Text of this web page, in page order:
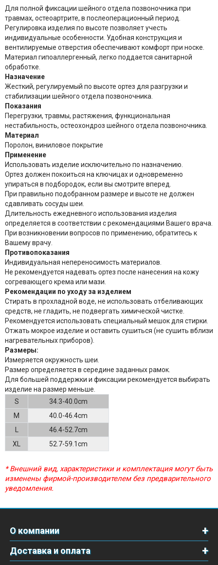
Для полной фиксации шейного отдела позвоночника при
травмах, остеоартрите, в послеоперационный период.
Регулировка изделия по высоте позволяет учесть
индивидуальные особенности. Удобная конструкция и
вентилируемые отверстия обеспечивают комфорт при носке.
Материал гипоаллергенный, легко поддается санитарной
обработке.
Назначение
Жесткий, регулируемый по высоте ортез для разгрузки и
стабилизации шейного отдела позвоночника.
Показания
Перегрузки, травмы, растяжения, функциональная
нестабильность, остеохондроз шейного отдела позвоночника.
Материал
Поролон, виниловое покрытие
Применение
Использовать изделие исключительно по назначению.
Ортез должен покоиться на ключицах и одновременно
упираться в подбородок, если вы смотрите вперед.
При правильно подобранном размере и высоте не должен
сдавливать сосуды шеи.
Длительность ежедневного использования изделия
определяется в соответствии с рекомендациями Вашего врача.
При возникновении вопросов по применению, обратитесь к
Вашему врачу.
Противопоказания
Индивидуальная непереносимость материалов.
Не рекомендуется надевать ортез после нанесения на кожу
согревающего крема или мази.
Рекомендации по уходу за изделием
Стирать в прохладной воде, не использовать отбеливающих
средств, не гладить, не подвергать химической чистке.
Рекомендуется использовать специальный мешок для стирки.
Отжать мокрое изделие и оставить сушиться (не сушить вблизи
нагревательных приборов).
Размеры:
Измеряется окружность шеи.
Размер определяется в середине заданных рамок.
Для большей поддержки и фиксации рекомендуется выбирать
изделие на размер меньше.
S
34.3-40.0cm
M
40.0-46.4cm
46.4-52.7cm
XL
52.7-59.1cm
* Внешний вид, характеристики и комплектация могут быть
изменены фирмой-производителем без предварительного
уведомления.
О компании
Доставка и оплата